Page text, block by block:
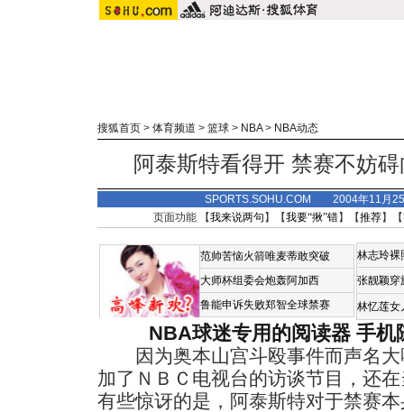
搜狐首页 > 体育频道 > 篮球 > NBA> NBA动态
阿泰斯特看得开 禁赛不妨
SPORTS.SOHU.COM 2004年11月
页面功能 【我来说两句 】【我要“揪”错】【推荐】
范帅苦恼火箭唯麦蒂敢突破
大师杯组委会炮轰阿加西
鲁能申诉失败郑智全球禁赛
林志玲裸
张靓颖穿
林忆莲女
NBA球迷专用的阅读器 手机
因为奥本山宫斗殴事件而声名大
加了ＮＢＣ电视台的访谈节目，还
有些惊讶的是，阿泰斯特对于禁赛